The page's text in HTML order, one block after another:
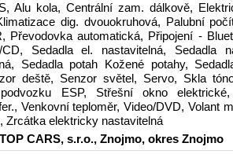
Alu kola, Centrální zam. dálkově,
dig. dvouokruhová, Palubní
Převodovka automatická, Připojení -
CD, Sedadla el. nastavitelná, Sedadla
Sedadla potah Kožené potahy,
deště, Senzor světel, Servo, Skla
ESP, Střešní okno
Venkovní teploměr, Video/DVD, Volant
Zrcátka elektricky nastavitelná
CARS, s.r.o., Znojmo, okres Znojmo